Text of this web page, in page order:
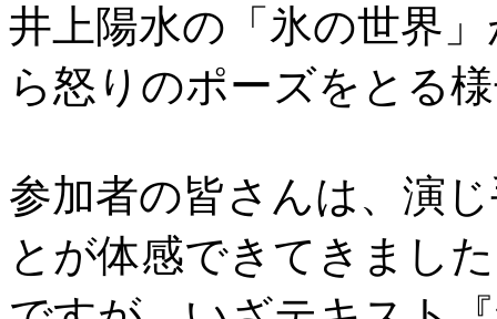
井上陽水の「氷の世界
ら怒りのポーズをとる
参加者の皆さんは、演
とが体感できてきまし